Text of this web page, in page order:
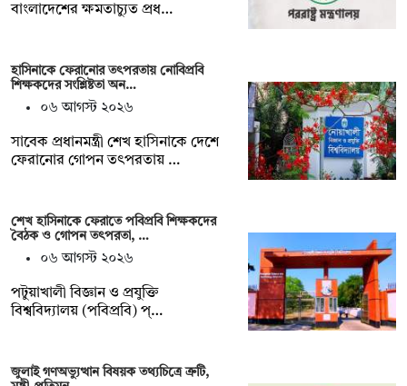
বাংলাদেশের ক্ষমতাচ্যুত প্রধ…
হাসিনাকে ফেরানোর তৎপরতায় নোবিপ্রবি
শিক্ষকদের সংশ্লিষ্টতা অন…
০৬ আগস্ট ২০২৬
সাবেক প্রধানমন্ত্রী শেখ হাসিনাকে দেশে
ফেরানোর গোপন তৎপরতায় …
শেখ হাসিনাকে ফেরাতে পবিপ্রবি শিক্ষকদের
বৈঠক ও গোপন তৎপরতা, …
০৬ আগস্ট ২০২৬
পটুয়াখালী বিজ্ঞান ও প্রযুক্তি
বিশ্ববিদ্যালয় (পবিপ্রবি) প্…
জুলাই গণঅভ্যুত্থান বিষয়ক তথ্যচিত্রে ত্রুটি,